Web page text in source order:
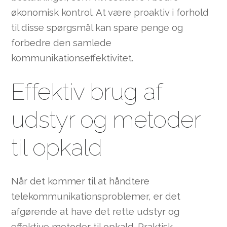
økonomisk kontrol. At være proaktiv i forhold
til disse spørgsmål kan spare penge og
forbedre den samlede
kommunikationseffektivitet.
Effektiv brug af
udstyr og metoder
til opkald
Når det kommer til at håndtere
telekommunikationsproblemer, er det
afgørende at have det rette udstyr og